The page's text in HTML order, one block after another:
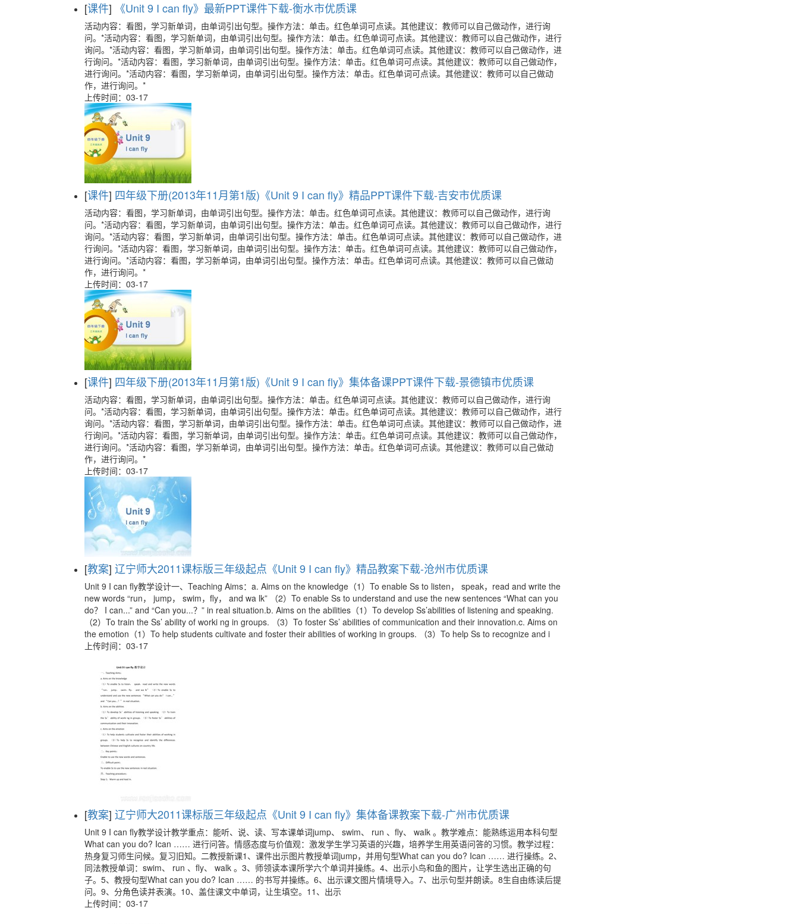
[课件] 《Unit 9 I can fly》最新PPT课件下载-衡水市优质课
活动内容：看图，学习新单词，由单词引出句型。操作方法：单击。红色单词可点读。其他建议：教师可以自己做动作，进行询
问。*活动内容：看图，学习新单词，由单词引出句型。操作方法：单击。红色单词可点读。其他建议：教师可以自己做动作，进行
询问。*活动内容：看图，学习新单词，由单词引出句型。操作方法：单击。红色单词可点读。其他建议：教师可以自己做动作，进
行询问。*活动内容：看图，学习新单词，由单词引出句型。操作方法：单击。红色单词可点读。其他建议：教师可以自己做动作，
进行询问。*活动内容：看图，学习新单词，由单词引出句型。操作方法：单击。红色单词可点读。其他建议：教师可以自己做动
作，进行询问。*
上传时间：03-17
[课件] 四年级下册(2013年11月第1版)《Unit 9 I can fly》精品PPT课件下载-吉安市优质课
活动内容：看图，学习新单词，由单词引出句型。操作方法：单击。红色单词可点读。其他建议：教师可以自己做动作，进行询
问。*活动内容：看图，学习新单词，由单词引出句型。操作方法：单击。红色单词可点读。其他建议：教师可以自己做动作，进行
询问。*活动内容：看图，学习新单词，由单词引出句型。操作方法：单击。红色单词可点读。其他建议：教师可以自己做动作，进
行询问。*活动内容：看图，学习新单词，由单词引出句型。操作方法：单击。红色单词可点读。其他建议：教师可以自己做动作，
进行询问。*活动内容：看图，学习新单词，由单词引出句型。操作方法：单击。红色单词可点读。其他建议：教师可以自己做动
作，进行询问。*
上传时间：03-17
[课件] 四年级下册(2013年11月第1版)《Unit 9 I can fly》集体备课PPT课件下载-景德镇市优质课
活动内容：看图，学习新单词，由单词引出句型。操作方法：单击。红色单词可点读。其他建议：教师可以自己做动作，进行询
问。*活动内容：看图，学习新单词，由单词引出句型。操作方法：单击。红色单词可点读。其他建议：教师可以自己做动作，进行
询问。*活动内容：看图，学习新单词，由单词引出句型。操作方法：单击。红色单词可点读。其他建议：教师可以自己做动作，进
行询问。*活动内容：看图，学习新单词，由单词引出句型。操作方法：单击。红色单词可点读。其他建议：教师可以自己做动作，
进行询问。*活动内容：看图，学习新单词，由单词引出句型。操作方法：单击。红色单词可点读。其他建议：教师可以自己做动
作，进行询问。*
上传时间：03-17
[教案] 辽宁师大2011课标版三年级起点《Unit 9 I can fly》精品教案下载-沧州市优质课
Unit 9 I can fly教学设计一、Teaching Aims：a. Aims on the knowledge（1）To enable Ss to listen， speak，read and write the
new words “run， jump， swim，fly， and wa lk” （2）To enable Ss to understand and use the new sentences “What can you
do？ I can...” and “Can you...？” in real situation.b. Aims on the abilities（1）To develop Ss’abilities of listening and speaking.
（2）To train the Ss’ ability of worki ng in groups. （3）To foster Ss’ abilities of communication and their innovation.c. Aims on
the emotion（1）To help students cultivate and foster their abilities of working in groups. （3）To help Ss to recognize and i
上传时间：03-17
[教案] 辽宁师大2011课标版三年级起点《Unit 9 I can fly》集体备课教案下载-广州市优质课
Unit 9 I can fly教学设计教学重点：能听、说、读、写本课单词jump、 swim、 run 、fly、 walk 。教学难点：能熟练运用本科句型
What can you do? Ican …… 进行问答。情感态度与价值观：激发学生学习英语的兴趣，培养学生用英语问答的习惯。教学过程：
热身复习师生问候。复习旧知。二教授新课1、课件出示图片教授单词jump，并用句型What can you do? Ican …… 进行操练。2、
同法教授单词：swim、 run 、fly、 walk 。3、师领读本课所学六个单词并操练。4、出示小鸟和鱼的图片，让学生选出正确的句
子。5、教授句型What can you do? Ican …… 的书写并操练。6、出示课文图片情境导入。7、出示句型并朗读。8生自由练读后提
问。9、分角色读并表演。10、盖住课文中单词，让生填空。11、出示
上传时间：03-17